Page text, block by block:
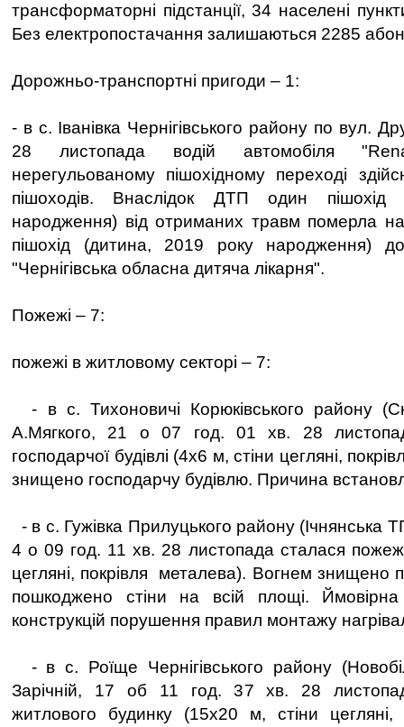
трансформаторні підстанції, 34 населені
Без електропостачання залишаються 2285
Дорожньо-транспортні пригоди – 1:
- в с. Іванівка Чернігівського району по вул.
28 листопада водій автомобіля
нерегульованому пішохідному переході
пішоходів. Внаслідок ДТП один
народження) від отриманих травм померла на
пішохід (дитина, 2019 року народження)
"Чернігівська обласна дитяча лікарня".
Пожежі – 7:
пожежі в житловому секторі – 7:
- в с. Тихоновичі Корюківського району
А.Мягкого, 21 о 07 год. 01 хв. 28
господарчої будівлі (4х6 м, стiни цеглянi,
знищено господарчу будівлю. Причина
- в с. Гужівка Прилуцького району (Ічнянська
4 о 09 год. 11 хв. 28 листопада сталася
цеглянi, покрiвля металева). Вогнем знищено
пошкоджено стiни на всiй площі.
конструкцiй порушення правил монтажу
- в с. Роїще Чернігівського району
Зарічній, 17 об 11 год. 37 хв. 28
житлового будинку (15х20 м, стiни